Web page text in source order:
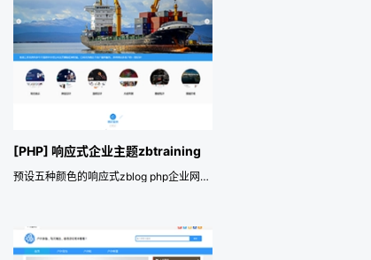
[PHP] 响应式企业主题zbtraining
预设五种颜色的响应式zblog php企业网站主题